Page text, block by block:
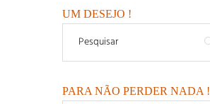
UM DESEJO !
PARA NÃO PERDER NADA !